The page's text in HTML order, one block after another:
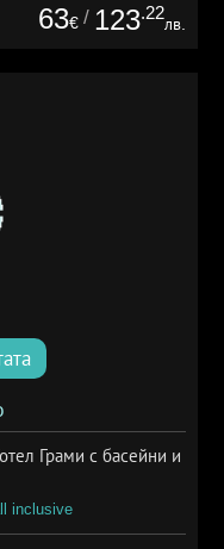
63€ / 123.22
лв.
Грами с басейни и
inclusive